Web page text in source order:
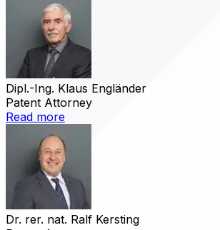
Dipl.-Ing. Klaus Engländer
Patent Attorney
Read more
Dr. rer. nat. Ralf Kersting